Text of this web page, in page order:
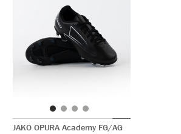
JAKO OPURA Academy FG/AG